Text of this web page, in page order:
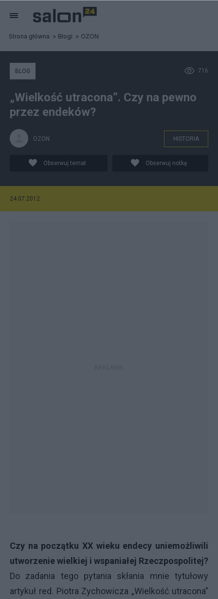
Strona główna Blogi OZON
716
BLOG
„Wielkość utracona”. Czy na pewno
przez endeków?
OZON HISTORIA
Obserwuj temat Obserwuj notkę
24.07.2012
Czy na początku XX wieku endecy uniemożliwili
utworzenie wielkiej i wspaniałej Rzeczpospolitej?
Do zadania tego pytania skłania mnie tytułowy
artykuł red. Piotra Zychowicza „Wielkość utracona”